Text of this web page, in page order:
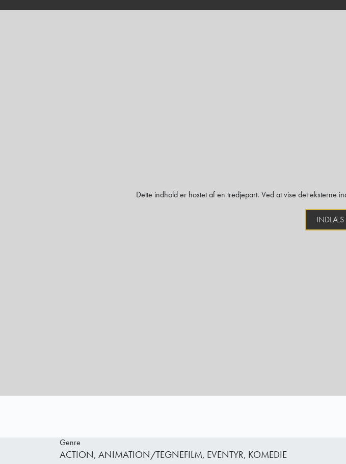
Dette indhold er hostet af en tredjepart. Ved at vise det eksterne
INDLÆS
Genre
ACTION, ANIMATION/TEGNEFILM, EVENTYR, KOMEDIE